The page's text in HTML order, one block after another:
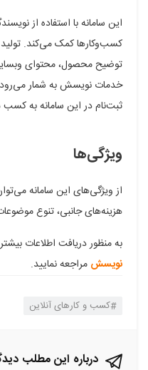
پلاس
این سامانه با استفاده از
کسب‌وکارها کمک می‌کند. تولید
توضیح محصول، محتوای
خدمات نویسش به شمار
ثبت‌نام در این سامانه به کسب
ویژگی‌ها
از ویژگی‌های این سامانه
هزینه‌های جانبی، تنوع
به منظور دریافت اطلاعات
نویسش مراجعه نمایید.
کسب و کارهای آنلاین
درباره این مطلب